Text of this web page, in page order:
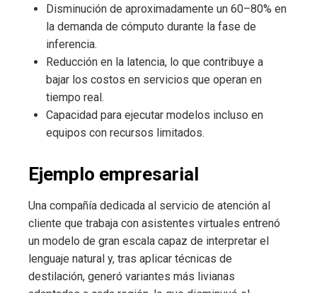
Disminución de aproximadamente un 60–80% en
la demanda de cómputo durante la fase de
inferencia.
Reducción en la latencia, lo que contribuye a
bajar los costos en servicios que operan en
tiempo real.
Capacidad para ejecutar modelos incluso en
equipos con recursos limitados.
Ejemplo empresarial
Una compañía dedicada al servicio de atención al
cliente que trabaja con asistentes virtuales entrenó
un modelo de gran escala capaz de interpretar el
lenguaje natural y, tras aplicar técnicas de
destilación, generó variantes más livianas